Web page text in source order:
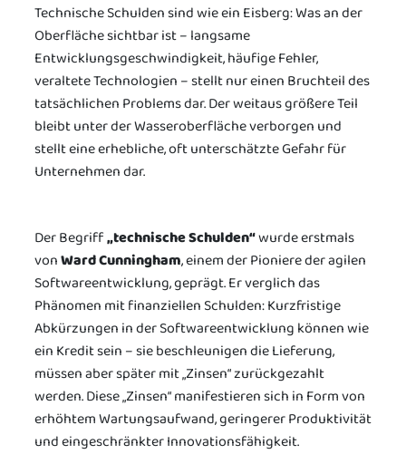
Technische Schulden sind wie ein Eisberg: Was an der
Oberfläche sichtbar ist – langsame
Entwicklungsgeschwindigkeit, häufige Fehler,
veraltete Technologien – stellt nur einen Bruchteil des
tatsächlichen Problems dar. Der weitaus größere Teil
bleibt unter der Wasseroberfläche verborgen und
stellt eine erhebliche, oft unterschätzte Gefahr für
Unternehmen dar.
Der Begriff„technische Schulden“wurde erstmals
vonWard Cunningham, einem der Pioniere der agilen
Softwareentwicklung, geprägt. Er verglich das
Phänomen mit finanziellen Schulden: Kurzfristige
Abkürzungen in der Softwareentwicklung können wie
ein Kredit sein – sie beschleunigen die Lieferung,
müssen aber später mit „Zinsen“ zurückgezahlt
werden. Diese „Zinsen“ manifestieren sich in Form von
erhöhtem Wartungsaufwand, geringerer Produktivität
und eingeschränkter Innovationsfähigkeit.